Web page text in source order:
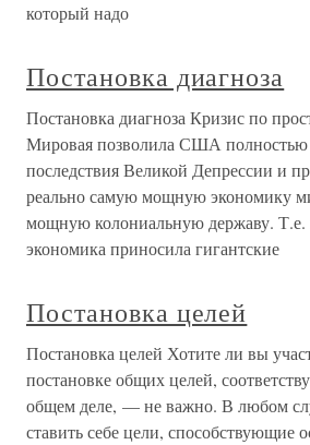
который надо
Постановка диагноза
Постановка диагноза Кризис по
Мировая позволила США полностью
последствия Великой Депрессии и
реально самую мощную экономику
мощную колониальную державу. Т.е.
экономика приносила гигантские
Постановка целей
Постановка целей Хотите ли вы
постановке общих целей,
общем деле, — не важно. В любом
ставить себе цели, способствующие